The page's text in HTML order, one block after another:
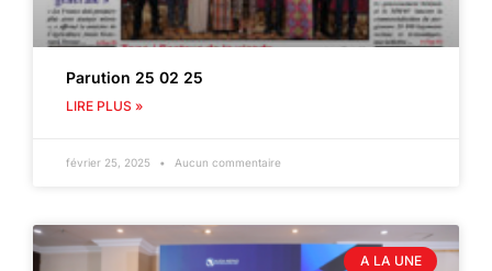
Parution 25 02 25
LIRE PLUS »
février 25, 2025 Aucun commentaire
A LA UNE